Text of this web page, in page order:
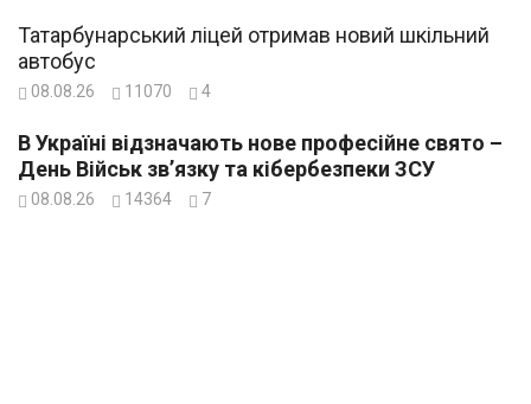
Татарбунарський ліцей отримав новий шкільний
автобус
08.08.26 11070 4
В Україні відзначають нове професійне свято –
День Військ зв’язку та кібербезпеки ЗСУ
08.08.26 14364 7